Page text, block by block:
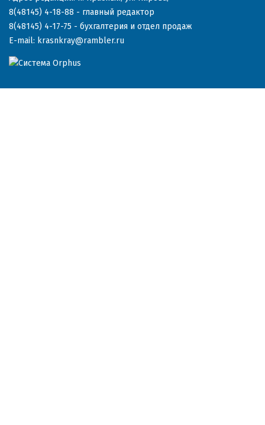
8(48145) 4-18-88 - главный редактор
8(48145) 4-17-75 - бухгалтерия и отдел продаж
E-mail: krasnkray@rambler.ru